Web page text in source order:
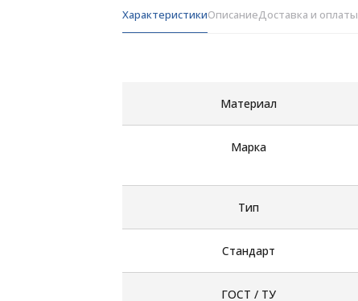
ХарактеристикиОписаниеДоставка и оплаты
Материал
Марка
Тип
Стандарт
ГОСТ / ТУ